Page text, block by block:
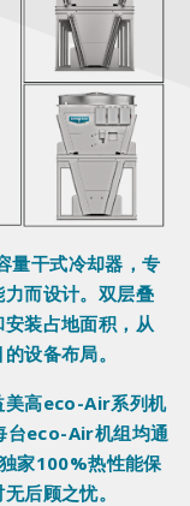
量干式冷却器，专
而设计。双层叠
装占地面积，从
设备布局。
美高eco-Air系列机
台eco-Air机组均通
家100%热性能保
后顾之忧。